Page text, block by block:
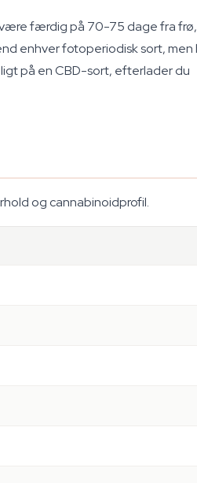
færdig på 70-75 dage fra
enhver fotoperiodisk sort, men
på en CBD-sort, efterlader du
og cannabinoidprofil.